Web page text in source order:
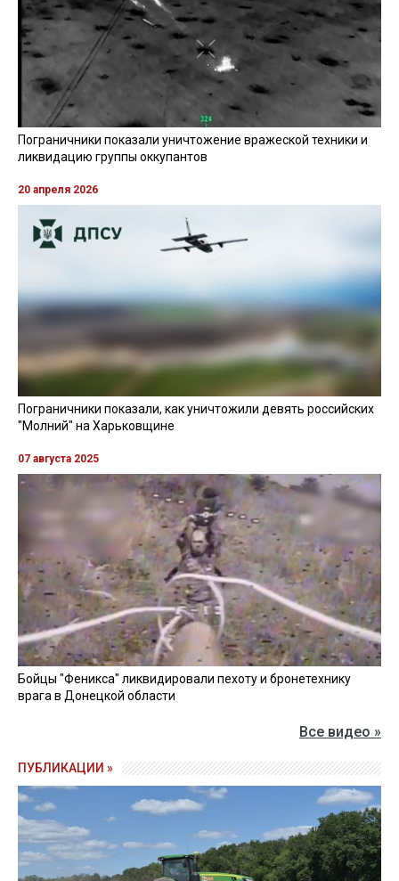
Пограничники показали уничтожение вражеской техники и
ликвидацию группы оккупантов
20 апреля 2026
Пограничники показали, как уничтожили девять российских
"Молний" на Харьковщине
07 августа 2025
Бойцы "Феникса" ликвидировали пехоту и бронетехнику
врага в Донецкой области
Все видео »
ПУБЛИКАЦИИ »